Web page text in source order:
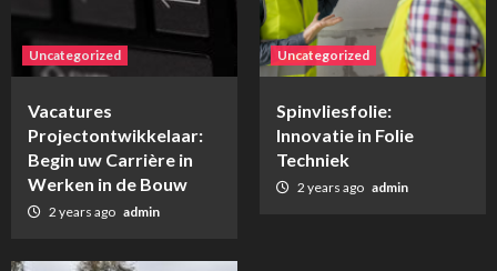
Uncategorized
Vacatures
Projectontwikkelaar:
Begin uw Carrière in
Werken in de Bouw
2 years ago admin
Uncategorized
Spinvliesfolie:
Innovatie in Folie
Techniek
2 years ago admin